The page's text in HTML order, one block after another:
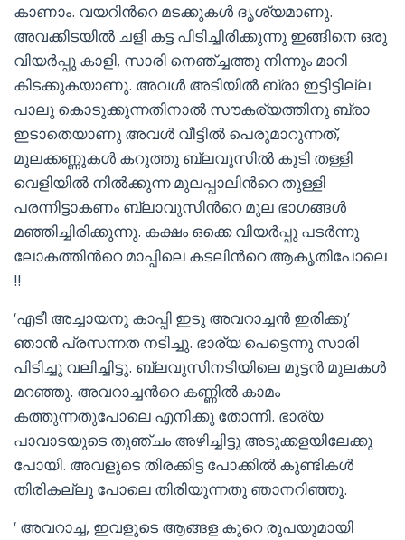
കാണാം. വയറിന്‍റെ മടക്കുകള്‍ ദൃശ്യമാണു.
അവക്കിടയില്‍ ചളി കട്ട പിടിച്ചിരിക്കുന്നു ഇങ്ങിനെ ഒരു
വിയര്‍പ്പു കാളി, സാരി നെഞ്ച്ചത്തു നിന്നും മാറി
കിടക്കുകയാണു. അവള്‍ അടിയില്‍ ബ്രാ ഇട്ടിട്ടില്ല
പാലു കൊടുക്കുന്നതിനാല്‍ സൗകര്യത്തിനു ബ്രാ
ഇടാതെയാണു അവള്‍ വീട്ടില്‍ പെരുമാറുന്നത്,
മുലക്കണ്ണുകള്‍ കറുത്തു ബ്ലവുസില്‍ കൂടി തള്ളി
വെളിയില്‍ നില്‍ക്കുന്ന മുലപ്പാലിന്‍റെ തുള്ളി
പരന്നിട്ടാകണം ബ്ലാവുസിന്‍റെ മുല ഭാഗങ്ങള്‍
മഞ്ഞിച്ചിരിക്കുന്നു. കക്ഷം ഒക്കെ വിയര്‍പ്പു പടര്‍ന്നു
ലോകത്തിന്‍റെ മാപ്പിലെ കടലിന്‍റെ ആകൃതിപോലെ
!!
‘എടീ അച്ചായനു കാപ്പി ഇടു അവറാച്ചന്‍ ഇരിക്കു’
ഞാന്‍ പ്രസന്നത നടിച്ചു. ഭാര്യ പെട്ടെന്നു സാരി
പിടിച്ചു വലിച്ചിട്ടു. ബ്ലവുസിനടിയിലെ മുട്ടന്‍ മുലകള്‍
മറഞ്ഞു. അവറാച്ചന്‍റെ കണ്ണില്‍ കാമം
കത്തുന്നതുപോലെ എനിക്കു തോന്നി. ഭാര്യ
പാവാടയുടെ തുഞ്ചം അഴിച്ചിട്ടു അടുക്കളയിലേക്കു
പോയി. അവളുടെ തിരക്കിട്ട പോക്കില്‍ കുണ്ടികള്‍
തിരികല്ലു പോലെ തിരിയുന്നതു ഞാനറിഞ്ഞു.
‘ അവറാച്ച, ഇവളുടെ ആങ്ങള കുറെ രൂപയുമായി